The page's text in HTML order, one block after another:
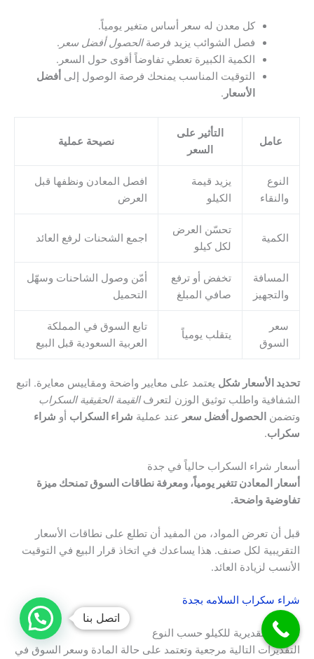
كل معدن له سعر أساس متغير يومياً.
فصل الشوائب يزيد فرصةالحصول أفضل سعر .
الكمية الكبيرة تعطي تفاوضاً أقوى حول السعر.
التوقيت المناسب يمنحك فرصة الوصول إلى أفضل
الأسعار .
عامل
التأثير على
السعر
نصيحة عملية
النوع
والنقاء
يزيد قيمة
الكيلو
افصل المعادن ونظفها قبل
العرض
الكمية
تحسّن العرض
لكل كيلو
اجمع الشحنات لرفع العائد
المسافة
والتجهيز
تخفض أو ترفع
صافي المبلغ
أمّن وصول الشاحنات وسهّل
التحميل
سعر
السوق
يتقلب يومياً
تابع السوق في المملكة
العربية السعودية قبل البيع
تحديد الأسعار شكل يعتمد على معايير واضحة ومقاييس معايرة. اتبع
الشفافية واطلب توثيق الوزن لتعرفالقيمة الحقيقية السكراب
وتضمن الحصول أفضل سعر عند عملية شراء السكراب أو شراء
سكراب.
أسعار شراء السكراب حالياً في جدة
أسعار المعادن تتغير يومياً، ومعرفة نطاقات السوق تمنحك ميزة
تفاوضية واضحة.
قبل أن تعرض المواد، من المفيد أن تطلع على نطاقات الأسعار
التقريبية لكل صنف. هذا يساعدك في اتخاذ قرار البيع في التوقيت
الأنسب لزيادة العائد.
شراء سكراب السلامه بجدة
نطاقات تقديرية للكيلو حسب النوع
التقديرات التالية مرجعية وتعتمد على حالة المادة وسعر السوق في
اتصل بنا